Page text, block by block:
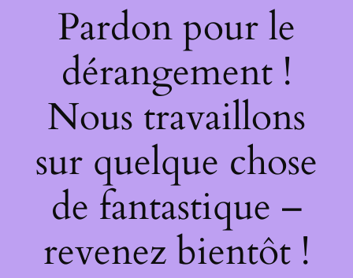
Pardon pour le
dérangement !
Nous travaillons
sur quelque chose
de fantastique –
revenez bientôt !